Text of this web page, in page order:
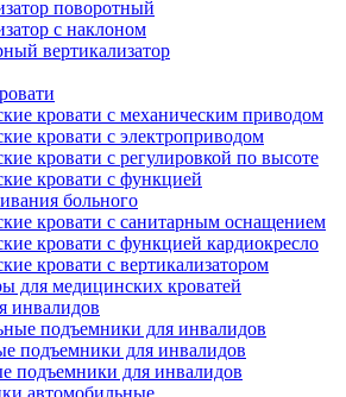
поворотный
с наклоном
вертикализатор
кровати с механическим приводом
кровати с электроприводом
кровати с регулировкой по высоте
кровати с функцией
больного
кровати с санитарным оснащением
кровати с функцией кардиокресло
кровати с вертикализатором
для медицинских кроватей
инвалидов
подъемники для инвалидов
подъемники для инвалидов
подъемники для инвалидов
автомобильные